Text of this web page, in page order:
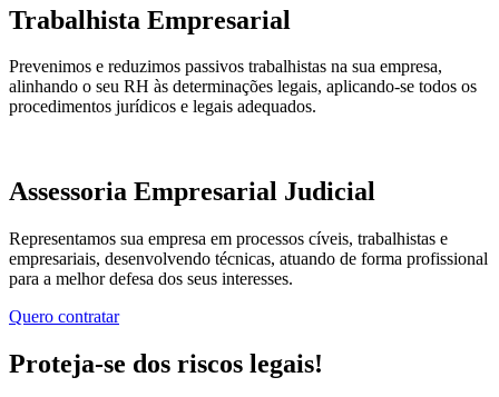
Trabalhista Empresarial
Prevenimos e reduzimos passivos trabalhistas na sua empresa,
alinhando o seu RH às determinações legais, aplicando-se todos os
procedimentos jurídicos e legais adequados.
Assessoria Empresarial Judicial
Representamos sua empresa em processos cíveis, trabalhistas e
empresariais, desenvolvendo técnicas, atuando de forma profissional
para a melhor defesa dos seus interesses.
Quero contratar
Proteja-se dos riscos legais!